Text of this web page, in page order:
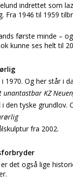
indrettet som
Fra 1946 til 1959
første minde –
kunne ses helt til
1970. Og her står i
unantastbar KZ
den tyske grundlov.
fra 2002.
det også lige